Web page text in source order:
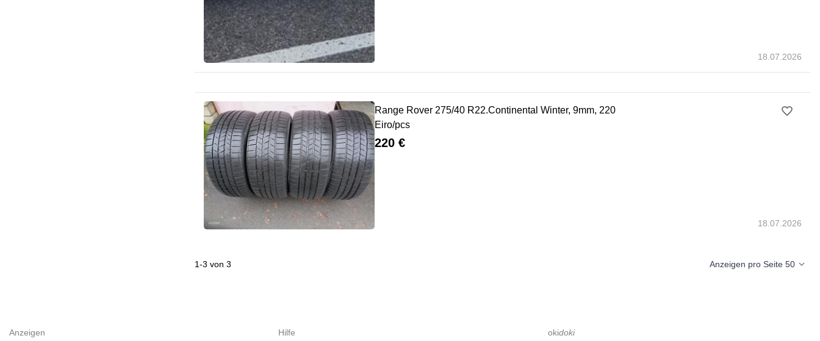
18.07.2026
Range Rover 275/40 R22.Continental Winter, 9mm, 220
Eiro/pcs
220 €
18.07.2026
1-3 von 3 Anzeigen pro Seite 50
Anzeigen Hilfe okidoki